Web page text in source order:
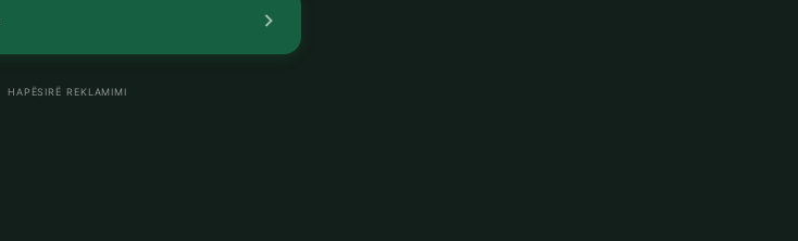
HAPËSIRË REKLAMIMI